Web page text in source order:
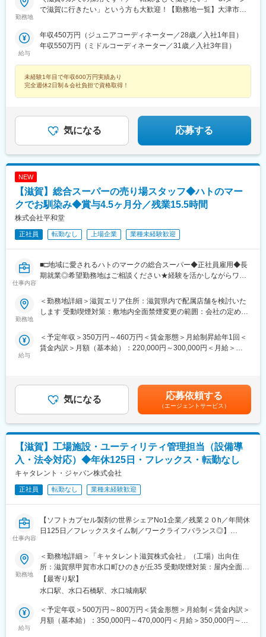
勤務地
で滋賀に行きたい」という方も大歓迎！【勤務地一覧】大津市、
市、野洲市、湖南市、高島市、東近江市、米原市、日野町、竜王
町、愛荘町、豊郷町、甲良町、多賀町※希望勤務地を踏まえて配属
地へUIターン可能・初期費用会社負担等の移住支援あり（規定
有）・UIターン転勤希望者への年間の支援あり（規定有）☆マイ
カー通勤手当あり（1回200円）
給与
年収450万円（ジュニアコーディネーター／28歳／入社1年目）
年収550万円（ミドルコーディネーター／31歳／入社3年目）
未経験1年目で年収600万円実績あり
完全週休2日制＆会社負担で資格取得！
気になる 応募する
NEW
【滋賀】総合スーパーの売り場スタッフ◆ハトのマー
クでお馴染み◆賞与4.5ヶ月分／残業15.5時間
株式会社平和堂
正社員 転勤なし 上場企業 業種未経験歓迎
仕事内容
■□地域に愛されるハトのマークの総合スーパー◆正社員雇用◆長
期就業◎希望勤務地はご相談ください★経験を活かしながらワー
／平均勤続18.9年□■
せします。
★慣れたら陳列を工夫したり、イベントのアイデアを練ったり商
品にこだわったりと、「自分の色」を出してください。売場スタ
ッフが主導でお店作りをしています。
■キャリアステップ：＼頑張りが評価される／
売場担当⇒主任（売場責任者）へとステップアップ。入社半年～1
年で責任者へ昇格する者もおり年齢・社歴は関係ありません。意
欲がある方であれば店長、バイヤー本部スタッフなどへのキャリ
アアップも可能です！
全従業員の幸せを追求するとともに、お客様と地域社会に貢献し
続ける企業を目指しているため、従業員のワークライフバランス
■はたらき方 ＼プライベートの時間も十分確保！／
AI発注システムなどで業務を効率化しており、残業は月平均15.5
時間。
希望休も通りやすく、月数回の土日休みもOK。心身ともにゆとり
を持って働けます。
選べる連休取得制度があり、年2回6連休・年3回4連休・年1回12
勤務地
＜勤務地詳細＞滋賀エリア住所：滋賀県内で配属店舗を検討いた
します 受動喫煙対策：敷地内全面禁煙変更の範囲：会社の定める
給与
＜予定年収＞350万円～460万円＜賃金形態＞月給制昇給年1回＜
賃金内訳＞月額（基本給）：220,000円～300,000円＜月給＞
主任（月給30万円＋賞与）・710万円／次長・バイヤー（月給38
万円＋賞与＋職責手当）・870万円／店長・課長（月給53万円+職
責手当）賃金はあくまでも目安の金額であり、選考を通じて上下
する可能性があります。月給(月額)は固定手当を含めた表記です。
気になる 応募依頼する
（エージェントサービス）
【滋賀】工場施設・ユーティリティ管理担当（設備導
入・法令対応）◆年休125日・フレックス・転勤なし
キャタレント・ジャパン株式会社
正社員 転勤なし 業種未経験歓迎
仕事内容
【ソフトカプセル製剤の世界シェアNo1企業／残業２０h／年間休
日125日／フレックスタイム制／ワークライフバランス◎】
★当社のポイント★
・グローバルにて80％以上のシェアを誇るソフトカプセル製剤の
製造メーカー！
・外資ながらも、落ち着いた社風です
・治験薬の梱包ラベリングのビジネスで、社員数も右肩上がりに
増員中！
勤務地
＜勤務地詳細＞「キャタレント滋賀株式会社」（工場）出向住
所：滋賀県甲賀市水口町ひのきが丘35 受動喫煙対策：屋内全面禁
煙変更の範囲：会社の定める事業所
【最寄り駅】
水口駅、水口石橋駅、水口城南駅
給与
＜予定年収＞500万円～800万円＜賃金形態＞月給制＜賃金内訳＞
月額（基本給）：350,000円～470,000円＜月給＞350,000円～